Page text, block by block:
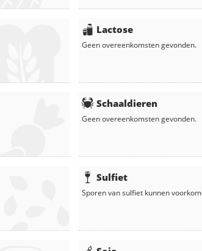
Lactose
Geen overeenkomsten gevonden.
Schaaldieren
Geen overeenkomsten gevonden.
Sulfiet
Sporen van sulfiet kunnen